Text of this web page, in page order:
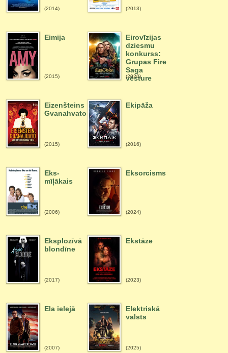
(2014) (2013)
Eimija
(2015)
Eirovīzijas
dziesmu
konkurss:
Grupas Fire
Saga
vēsture
(2020)
Eizenšteins
Gvanahvato
(2015)
Ekipāža
(2016)
Eks-
mīļākais
(2006)
Eksorcisms
(2024)
Eksplozīvā
blondīne
(2017)
Ekstāze
(2023)
Ela ielejā
(2007)
Elektriskā
valsts
(2025)